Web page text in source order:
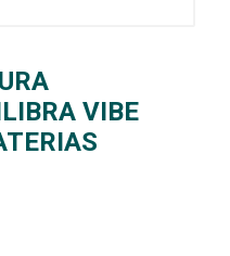
VIBE